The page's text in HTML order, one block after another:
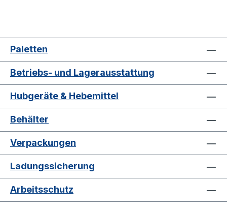
Paletten
Betriebs- und Lagerausstattung
Hubgeräte & Hebemittel
Behälter
Verpackungen
Ladungssicherung
Arbeitsschutz